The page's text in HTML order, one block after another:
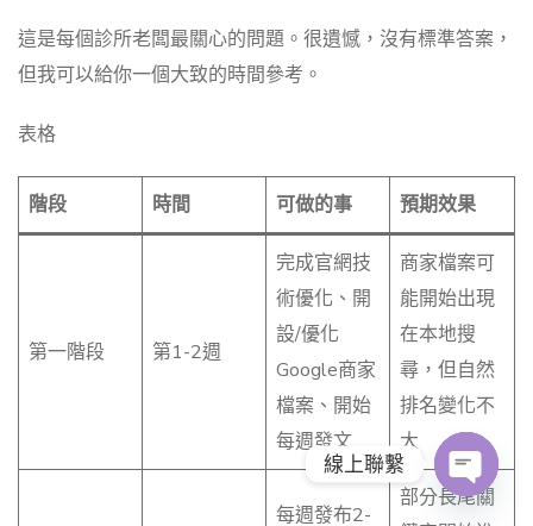
這是每個診所老闆最關心的問題。很遺憾，沒有標準答案，
但我可以給你一個大致的時間參考。
表格
階段 時間 可做的事 預期效果
第一階段 第1-2週
完成官網技
術優化、開
設/優化
Google商家
檔案、開始
每週發文
商家檔案可
能開始出現
在本地搜
尋，但自然
排名變化不
大
每週發布2-
部分長尾關
線上聯繫
O